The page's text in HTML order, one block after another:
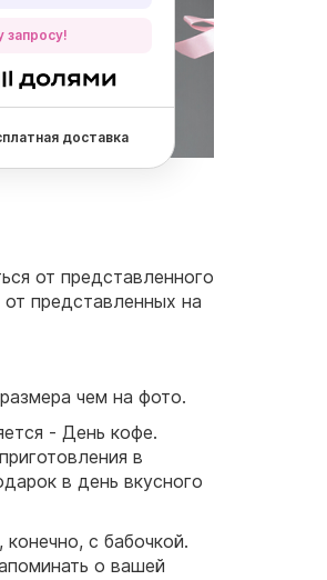
запросу!
доставка
от представленного
представленных на
чем на фото.
- День кофе.
в
в день вкусного
с бабочкой.
о вашей